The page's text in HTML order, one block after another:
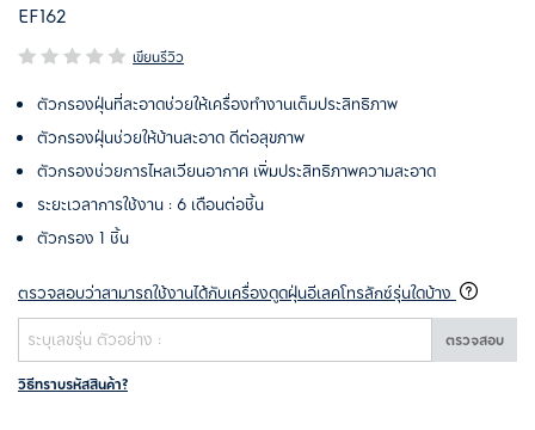
EF162
เขียนรีวิว
ตัวกรองฝุ่นที่สะอาดช่วยให้เครื่องทำงานเต็มประสิทธิภาพ
ตัวกรองฝุ่นช่วยให้บ้านสะอาด ดีต่อสุขภาพ
ตัวกรองช่วยการไหลเวียนอากาศ เพิ่มประสิทธิภาพความสะอาด
ระยะเวลาการใช้งาน : 6 เดือนต่อชิ้น
ตัวกรอง 1 ชิ้น
ตรวจสอบว่าสามารถใช้งานได้กับเครื่องดูดฝุ่นอีเลคโทรลักซ์รุ่นใดบ้าง
ตรวจสอบ
วิธีทราบรหัสสินค้า?